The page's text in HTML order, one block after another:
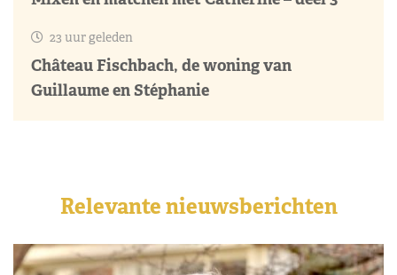
23 uur geleden
Château Fischbach, de woning van
Guillaume en Stéphanie
Relevante nieuwsberichten